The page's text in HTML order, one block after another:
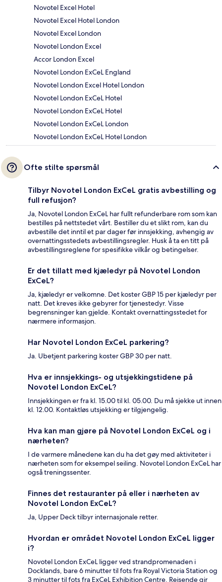
Novotel Excel Hotel
Novotel Excel Hotel London
Novotel Excel London
Novotel London Excel
Accor London Excel
Novotel London ExCeL England
Novotel London Excel Hotel London
Novotel London ExCeL Hotel
Novotel London ExCeL Hotel
Novotel London ExCeL London
Novotel London ExCeL Hotel London
Ofte stilte spørsmål
Tilbyr Novotel London ExCeL gratis avbestilling og
full refusjon?
Ja, Novotel London ExCeL har fullt refunderbare rom som kan
bestilles på nettstedet vårt. Bestiller du et slikt rom, kan du
avbestille det inntil et par dager før innsjekking, avhengig av
overnattingsstedets avbestillingsregler. Husk å ta en titt på
avbestillingsreglene for spesifikke vilkår og betingelser.
Er det tillatt med kjæledyr på Novotel London
ExCeL?
Ja, kjæledyr er velkomne. Det koster GBP 15 per kjæledyr per
natt. Det kreves ikke gebyrer for tjenestedyr. Visse
begrensninger kan gjelde. Kontakt overnattingsstedet for
nærmere informasjon.
Har Novotel London ExCeL parkering?
Ja. Ubetjent parkering koster GBP 30 per natt.
Hva er innsjekkings- og utsjekkingstidene på
Novotel London ExCeL?
Innsjekkingen er fra kl. 15.00 til kl. 05.00. Du må sjekke ut innen
kl. 12.00. Kontaktløs utsjekking er tilgjengelig.
Hva kan man gjøre på Novotel London ExCeL og i
nærheten?
I de varmere månedene kan du ha det gøy med aktiviteter i
nærheten som for eksempel seiling. Novotel London ExCeL har
også treningssenter.
Finnes det restauranter på eller i nærheten av
Novotel London ExCeL?
Ja, Upper Deck tilbyr internasjonale retter.
Hvordan er området Novotel London ExCeL ligger
i?
Novotel London ExCeL ligger ved strandpromenaden i
Docklands, bare 6 minutter til fots fra Royal Victoria Station og
3 minutter til fots fra ExCeL Exhibition Centre. Reisende gir